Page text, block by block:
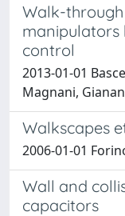
Walk-
manipulators
control
2013-01-01
Magnani,
Walkscapes
2006-01-01
Wall and
capacitors